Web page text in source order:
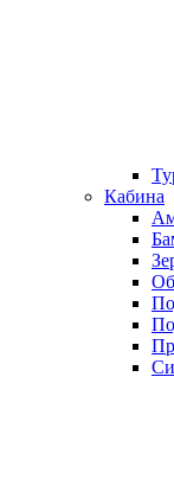
Кабина